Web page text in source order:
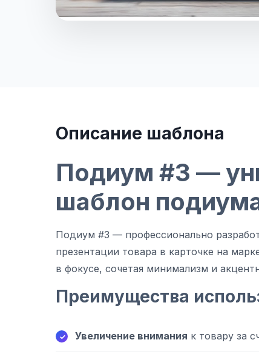
Описание шаблона
Подиум #3 —
шаблон
Подиум #3 — профессионально
презентации товара в карточке на
в фокусе, сочетая минимализм и
Преимущества
Увеличение внимания к товару за